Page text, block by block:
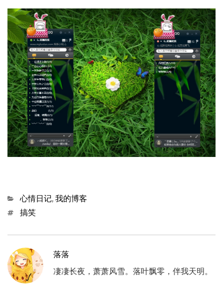
Categories
心情日记, 我的博客
Tags搞笑
落落
凄凄长夜，萧萧风雪。落叶飘零，伴我天明。